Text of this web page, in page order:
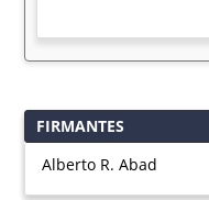
FIRMANTES
Alberto R. Abad